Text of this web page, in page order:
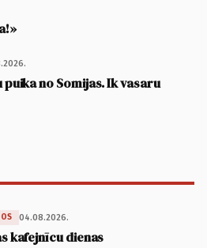
puika no Somijas. Ik vasaru
04.08.2026.
kafejnīcu dienas